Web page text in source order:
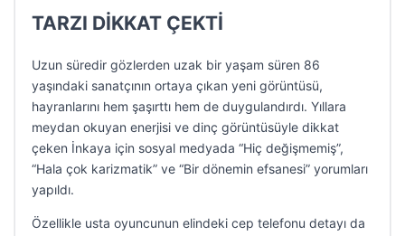
TARZI DİKKAT ÇEKTİ
Uzun süredir gözlerden uzak bir yaşam süren 86
yaşındaki sanatçının ortaya çıkan yeni görüntüsü,
hayranlarını hem şaşırttı hem de duygulandırdı. Yıllara
meydan okuyan enerjisi ve dinç görüntüsüyle dikkat
çeken İnkaya için sosyal medyada “Hiç değişmemiş”,
“Hala çok karizmatik” ve “Bir dönemin efsanesi” yorumları
yapıldı.
Özellikle usta oyuncunun elindeki cep telefonu detayı da